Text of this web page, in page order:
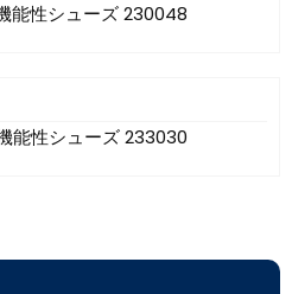
能性シューズ 230048
能性シューズ 233030